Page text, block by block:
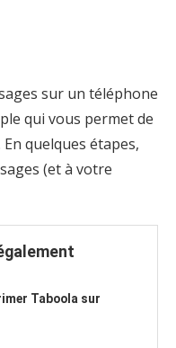
sur un téléphone
qui vous permet de
quelques étapes,
(et à votre
Taboola sur